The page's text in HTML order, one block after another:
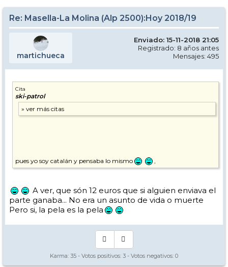
Re: Masella-La Molina (Alp 2500):Hoy 2018/19
martichueca
Enviado: 15-11-2018 21:05
Registrado: 8 años antes
Mensajes: 495
Cita
ski-patrol
pues yo soy catalán y pensaba lo mismo
A ver, que són 12 euros que si alguien enviava el
parte ganaba... No era un asunto de vida o muerte
Pero si, la pela es la pela
Karma: 35 - Votos positivos: 3 - Votos negativos: 0